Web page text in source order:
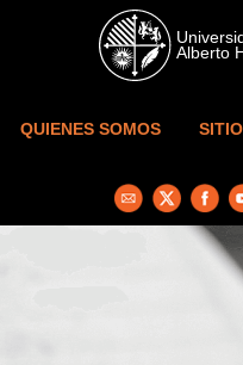
Skip to main content
QUIENES SOMOS